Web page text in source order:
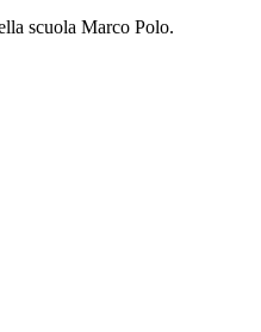
scuola Marco Polo.